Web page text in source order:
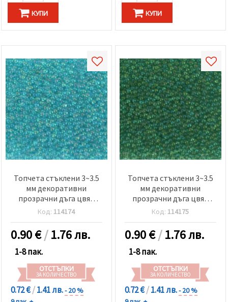
КУПИ КУПИ
Топчета стъклени 3~3.5
мм декоративни
прозрачни дъга цвят
синьозелен -50 грама
Код: 114174
0.90€/1.76 лв.
1-8 пак.
ОТСТЪПКИ
ЗА КОЛИЧЕСТВО
0.72 €/1.41 лв.- 20 %
Топчета стъклени 3~3.5
мм декоративни
прозрачни дъга цвят
зелен -50 грама
Код: 114175
0.90€/1.76 лв.
1-8 пак.
ОТСТЪПКИ
ЗА КОЛИЧЕСТВО
0.72 €/1.41 лв.- 20 %